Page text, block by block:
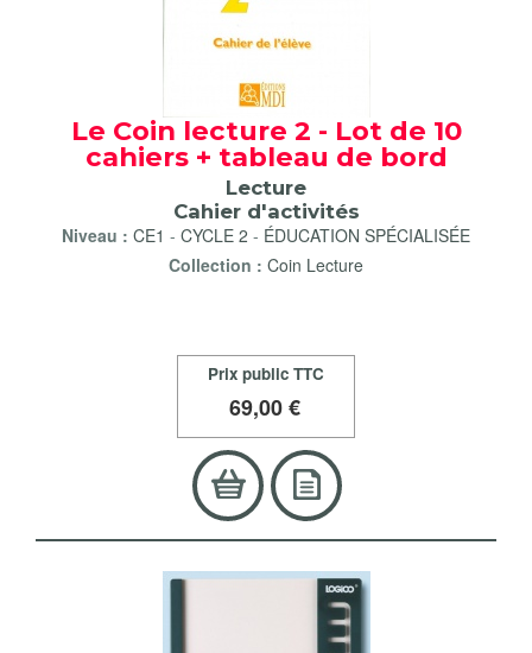
Le Coin lecture 2 - Lot de 10
cahiers + tableau de bord
Lecture
Cahier d'activités
Niveau : CE1 - CYCLE 2 - ÉDUCATION SPÉCIALISÉE
Collection : Coin Lecture
Prix public TTC
69,00 €